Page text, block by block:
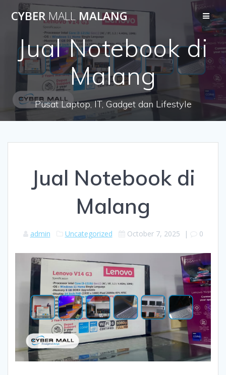
to
content
CYBERMALL MALANG
Jual Notebook di
Malang
Pusat Laptop, IT, Gadget dan Lifestyle
Jual Notebook di
Malang
admin Uncategorized October 7, 2025 | 0